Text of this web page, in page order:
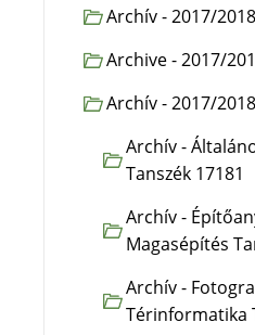
Archív - 2017/
Archive - 2017/
Archív - 2017/
Archív -
Tanszék 17181
Archív -
Magasépítés
Archív -
Térinformatika